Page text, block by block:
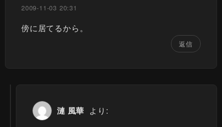
2009-11-03 20:31
傍に居てるから。
返信
漣 風華 より: